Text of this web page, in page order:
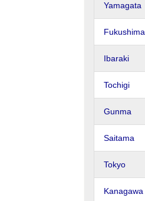
Yamagata
Fukushima
Ibaraki
Tochigi
Gunma
Saitama
Tokyo
Kanagawa